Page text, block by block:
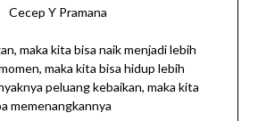
Cecep Y Pramana
maka kita bisa naik menjadi lebih
maka kita bisa hidup lebih
peluang kebaikan, maka kita
memenangkannya